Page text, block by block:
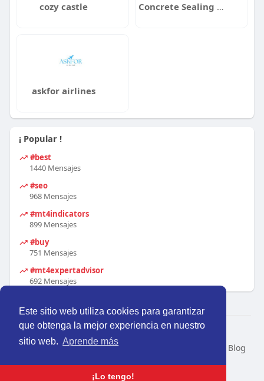
Este sitio web utiliza cookies para garantizar
que obtenga la mejor experiencia en nuestro
sitio web. Aprende más
¡Lo tengo!
cozy castle Concrete Sealing and Grinding
askfor airlines
¡ Popular !
#best
1440 Mensajes
#seo
968 Mensajes
#mt4indicators
899 Mensajes
#buy
751 Mensajes
#mt4expertadvisor
692 Mensajes
© 2026 Perú Activo
Inicio
Nosotros Contacto
Blog
Idioma